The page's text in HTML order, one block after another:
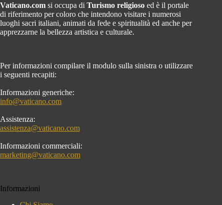
Vaticano.com si occupa di Turismo religioso ed è il portale
di riferimento per coloro che intendono visitare i numerosi
luoghi sacri italiani, animati da fede e spiritualità ed anche per
apprezzarne la bellezza artistica e culturale.
Per informazioni compilare il modulo sulla sinistra o utilizzare
i seguenti recapiti:
Informazioni generiche:
info@vaticano.com
Assistenza:
assistenza@vaticano.com
Informazioni commerciali:
marketing@vaticano.com
Informazioni